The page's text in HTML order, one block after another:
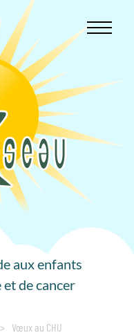
aux enfants
de cancer
> Vœux au CHU